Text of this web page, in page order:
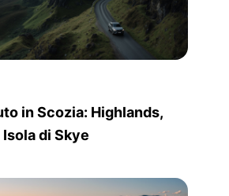
in Scozia: Highlands,
di Skye